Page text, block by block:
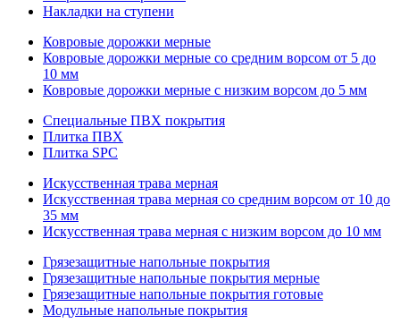
Накладки на ступени
Ковровые дорожки мерные
Ковровые дорожки мерные со средним ворсом от 5 до
10 мм
Ковровые дорожки мерные с низким ворсом до 5 мм
Специальные ПВХ покрытия
Плитка ПВХ
Плитка SPC
Искуccтвенная трава мерная
Искусственная трава мерная со средним ворсом от 10 до
35 мм
Искусственная трава мерная с низким ворсом до 10 мм
Грязезащитные напольные покрытия
Грязезащитные напольные покрытия мерные
Грязезащитные напольные покрытия готовые
Модульные напольные покрытия